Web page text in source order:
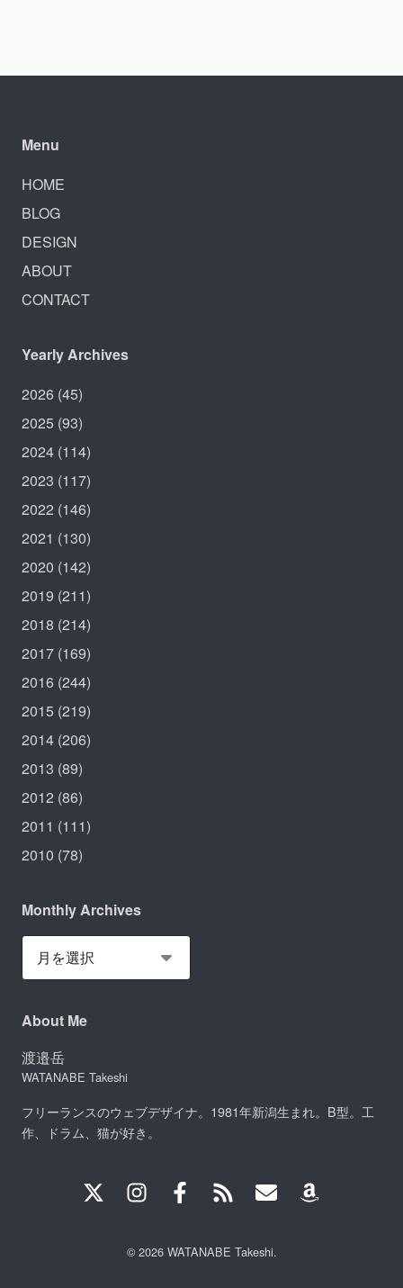
Menu
HOME
BLOG
DESIGN
ABOUT
CONTACT
Yearly Archives
2026 (45)
2025 (93)
2024 (114)
2023 (117)
2022 (146)
2021 (130)
2020 (142)
2019 (211)
2018 (214)
2017 (169)
2016 (244)
2015 (219)
2014 (206)
2013 (89)
2012 (86)
2011 (111)
2010 (78)
Monthly Archives
About Me
渡邉岳
WATANABE Takeshi
フリーランスのウェブデザイナ。1981年新潟生まれ。B型。工
作、ドラム、猫が好き。
© 2026 WATANABE Takeshi.